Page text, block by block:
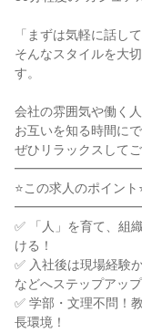
「まずは気軽に話して
そんなスタイルを大
す。
会社の雰囲気や働く
お互いを知る時間に
ぜひリラックスして
⭐この求人のポイント
✅ 「人」を育て、組
ける！
✅ 入社後は現場経験
などへステップアップ
✅ 学部・文理不問！
長環境！